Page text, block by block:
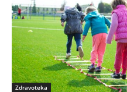
Zdravoteka